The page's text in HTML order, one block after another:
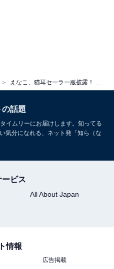
話題
イムリーにお届けします。知ってる
気分になれる、ネット発「知ら（な
ービス
All About Japan
情報
広告掲載